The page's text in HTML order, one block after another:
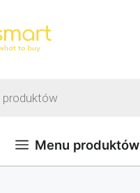
Menu produktów